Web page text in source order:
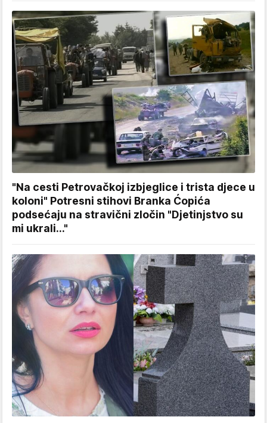
"Na cesti Petrovačkoj izbjeglice i trista djece u
koloni" Potresni stihovi Branka Ćopića
podsećaju na stravični zločin "Djetinjstvo su
mi ukrali..."